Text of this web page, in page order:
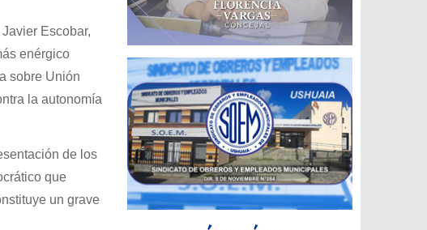
Escobar,
enérgico
sobre Unión
la autonomía
de los
que
un grave